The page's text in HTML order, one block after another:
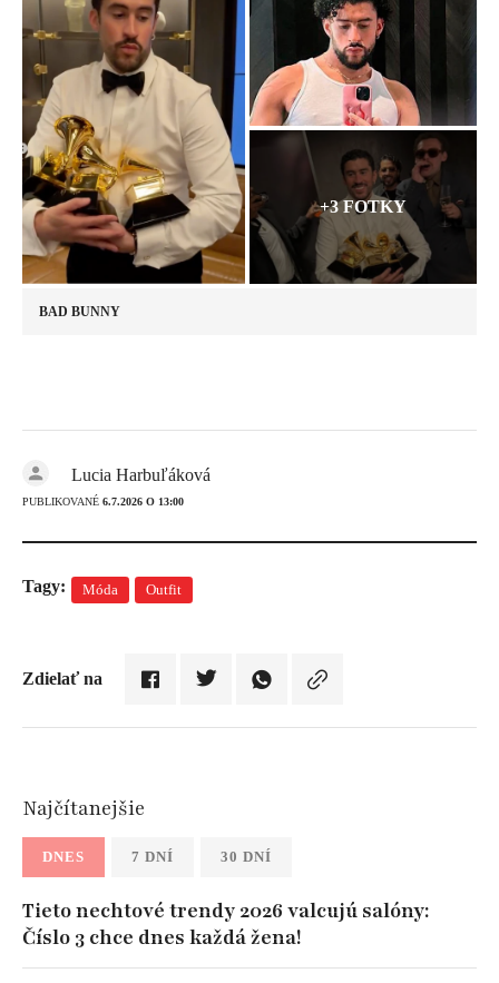
+3 FOTKY
BAD BUNNY
Lucia Harbuľáková
PUBLIKOVANÉ 6.7.2026 O 13:00
Tagy: Móda Outfit
Zdielať na
Najčítanejšie
DNES 7 DNÍ 30 DNÍ
Tieto nechtové trendy 2026 valcujú salóny:
Číslo 3 chce dnes každá žena!